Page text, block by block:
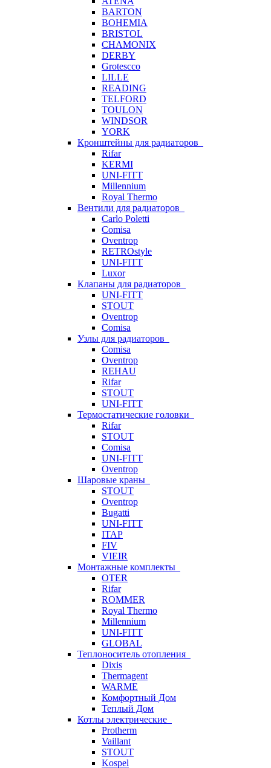
BARTON
BOHEMIA
BRISTOL
CHAMONIX
DERBY
Grotescco
LILLE
READING
TELFORD
TOULON
WINDSOR
YORK
Кронштейны для радиаторов
Rifar
KERMI
UNI-FITT
Millennium
Royal Thermo
Вентили для радиаторов
Carlo Poletti
Comisa
Oventrop
RETROstyle
UNI-FITT
Luxor
Клапаны для радиаторов
UNI-FITT
STOUT
Oventrop
Comisa
Узлы для радиаторов
Comisa
Oventrop
REHAU
Rifar
STOUT
UNI-FITT
Термостатические головки
Rifar
STOUT
Comisa
UNI-FITT
Oventrop
Шаровые краны
STOUT
Oventrop
Bugatti
UNI-FITT
ITAP
FIV
VIEIR
Монтажные комплекты
OTER
Rifar
ROMMER
Royal Thermo
Millennium
UNI-FITT
GLOBAL
Теплоноситель отопления
Dixis
Thermagent
WARME
Комфортный Дом
Теплый Дом
Котлы электрические
Protherm
Vaillant
STOUT
Kospel